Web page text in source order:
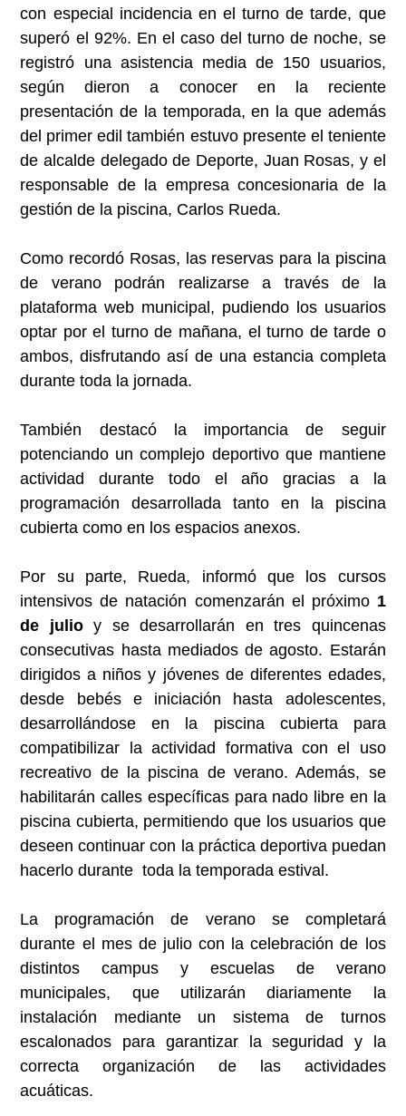
con especial incidencia en el turno de tarde, que
superó el 92%. En el caso del turno de noche, se
registró una asistencia media de 150 usuarios,
según dieron a conocer en la reciente
presentación de la temporada, en la que además
del primer edil también estuvo presente el teniente
de alcalde delegado de Deporte, Juan Rosas, y el
responsable de la empresa concesionaria de la
gestión de la piscina, Carlos Rueda.
Como recordó Rosas, las reservas para la piscina
de verano podrán realizarse a través de la
plataforma web municipal, pudiendo los usuarios
optar por el turno de mañana, el turno de tarde o
ambos, disfrutando así de una estancia completa
durante toda la jornada.
También destacó la importancia de seguir
potenciando un complejo deportivo que mantiene
actividad durante todo el año gracias a la
programación desarrollada tanto en la piscina
cubierta como en los espacios anexos.
Por su parte, Rueda, informó que los cursos
intensivos de natación comenzarán el próximo 1
de julioy se desarrollarán en tres quincenas
consecutivas hasta mediados de agosto. Estarán
dirigidos a niños y jóvenes de diferentes edades,
desde bebés e iniciación hasta adolescentes,
desarrollándose en la piscina cubierta para
compatibilizar la actividad formativa con el uso
recreativo de la piscina de verano. Además, se
habilitarán calles específicas para nado libre en la
piscina cubierta, permitiendo que los usuarios que
deseen continuar con la práctica deportiva puedan
hacerlo durante toda la temporada estival.
La programación de verano se completará
durante el mes de julio con la celebración de los
distintos campus y escuelas de verano
municipales, que utilizarán diariamente la
instalación mediante un sistema de turnos
escalonados para garantizar la seguridad y la
correcta organización de las actividades
acuáticas.